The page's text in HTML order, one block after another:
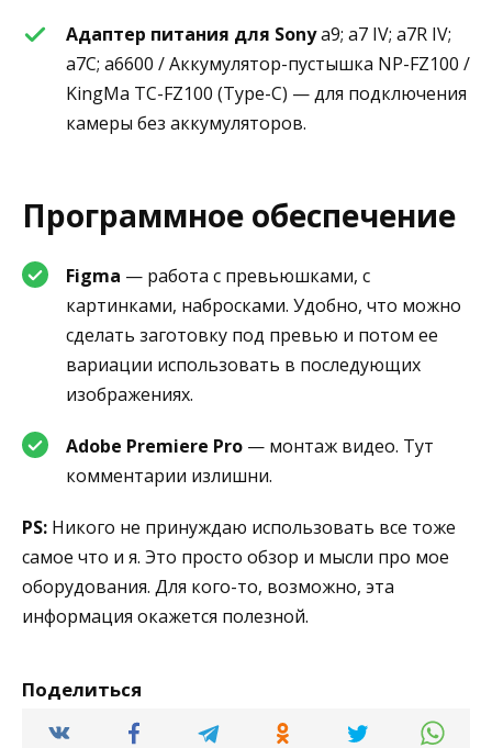
Адаптер питания для Sonya9; a7 IV; a7R IV;
a7C; a6600 / Аккумулятор-пустышка NP-FZ100 /
KingMa TC-FZ100 (Type-C) — для подключения
камеры без аккумуляторов.
Программное обеспечение
Figma — работа с превьюшками, с
картинками, набросками. Удобно, что можно
сделать заготовку под превью и потом ее
вариации использовать в последующих
изображениях.
Adobe Premiere Pro — монтаж видео. Тут
комментарии излишни.
PS: Никого не принуждаю использовать все тоже
самое что и я. Это просто обзор и мысли про мое
оборудования. Для кого-то, возможно, эта
информация окажется полезной.
Поделиться